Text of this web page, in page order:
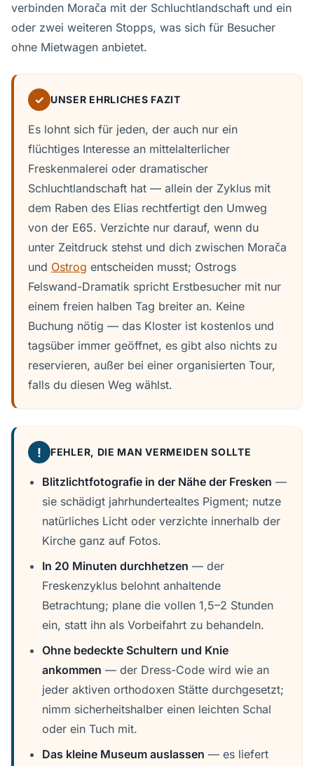
verbinden Morača mit der Schluchtlandschaft und ein
oder zwei weiteren Stopps, was sich für Besucher
ohne Mietwagen anbietet.
✓ UNSER EHRLICHES FAZIT
Es lohnt sich für jeden, der auch nur ein
flüchtiges Interesse an mittelalterlicher
Freskenmalerei oder dramatischer
Schluchtlandschaft hat — allein der Zyklus mit
dem Raben des Elias rechtfertigt den Umweg
von der E65. Verzichte nur darauf, wenn du
unter Zeitdruck stehst und dich zwischen Morača
und Ostrog entscheiden musst; Ostrogs
Felswand-Dramatik spricht Erstbesucher mit nur
einem freien halben Tag breiter an. Keine
Buchung nötig — das Kloster ist kostenlos und
tagsüber immer geöffnet, es gibt also nichts zu
reservieren, außer bei einer organisierten Tour,
falls du diesen Weg wählst.
! FEHLER, DIE MAN VERMEIDEN SOLLTE
Blitzlichtfotografie in der Nähe der Fresken —
sie schädigt jahrhundertealtes Pigment; nutze
natürliches Licht oder verzichte innerhalb der
Kirche ganz auf Fotos.
In 20 Minuten durchhetzen — der
Freskenzyklus belohnt anhaltende
Betrachtung; plane die vollen 1,5–2 Stunden
ein, statt ihn als Vorbeifahrt zu behandeln.
Ohne bedeckte Schultern und Knie
ankommen — der Dress-Code wird wie an
jeder aktiven orthodoxen Stätte durchgesetzt;
nimm sicherheitshalber einen leichten Schal
oder ein Tuch mit.
Das kleine Museum auslassen — es liefert